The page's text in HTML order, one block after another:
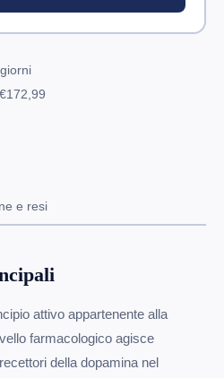
giorni
€172,99
e resi
attivo appartenente alla
farmacologico agisce
della dopamina nel